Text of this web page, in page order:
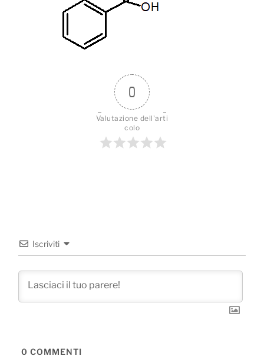
0
Valutazione dell'arti
colo
Iscriviti
0 COMMENTI